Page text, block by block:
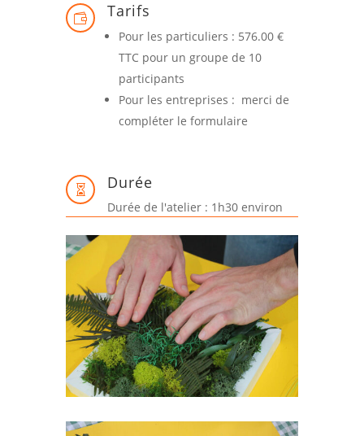
 Tarifs
Pour les particuliers : 576.00 €
TTC pour un groupe de 10
participants
Pour les entreprises : merci de
compléter le formulaire
 Durée
Durée de l'atelier : 1h30 environ